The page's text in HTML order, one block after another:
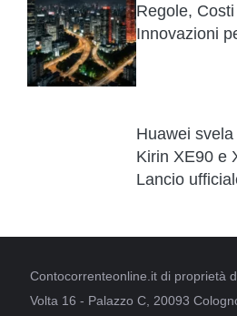
Regole,
Innovazioni
Huawei
Kirin XE90 e
Lancio
Contocorrenteonline.it di proprietà
Volta 16 - Palazzo C, 20093